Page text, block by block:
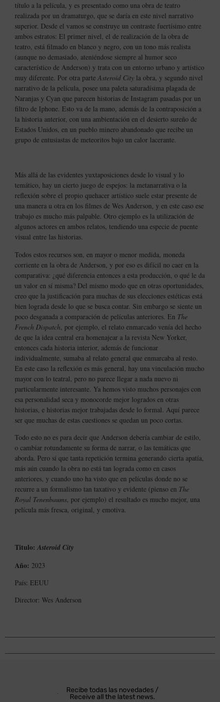
título a la película, y es presentado como una obra de teatro
realizada por un dramaturgo, que se daría en este nivel narrativo
superior. Desde el vamos se construye un contraste fuertísimo entre
ambos estratos: El primer nivel, el de realización de la obra de
teatro, está filmado en blanco y negro, con un tono más realista
(aunque no demasiado, ateniéndose siempre al humor seco
característico de Anderson) y trata con un entorno urbano y artístico
muy diferente. Por otra parte Asteroid City la obra, y segundo nivel
narrativo de la película, posee una paleta saturadísima plagada de
Naranjas y Cyan que parecen historias de Instagram pasadas por un
filtro de Iphone. Esto va de la mano, además de la contraposición a
la historia anterior, con una ambientación en el desierto sureño de
Estados Unidos, en un pueblo minero abandonado que recibe un
grupo de entusiastas de meteoritos bajo un calor lacerante.
Más allá de las evidentes yuxtaposiciones desde lo visual y lo
temático, hay un cierto juego de espejos: la metanarrativa o la
reflexión sobre el propio quehacer artístico suele estar presente de
una manera u otra en los filmes de Wes Anderson, y en este caso ese
trabajo es mucho más palpable. Otro ejemplo es la utilización de
algunos actores en ambos relatos, tendiendo una especie de puente
visual entre las historias.
Todos estos recursos son, en mayor o menor medida, moneda
corriente en la obra de Anderson, y por eso es difícil no caer en la
comparativa: ¿qué diferencia entonces a esta producción, o qué le da
un valor en sí misma? Del mismo modo que en otras oportunidades,
creo que la justificación para muchas de sus elecciones estéticas está
bien lograda desde lo que se busca contar. Sin embargo se siente un
poco desganada a comparación de películas anteriores. En The
French Dispatch , por ejemplo, el relato enmarcado venía del hecho
de que la idea central era homenajear a la revista New Yorker,
entonces cada historia interior, además de funcionar
individualmente, sumaba al relato general que enmarcaba al resto.
En este caso la reflexión es más general, hay una vinculación mucho
mayor con lo teatral, pero no parece llegar a nada nuevo ni
particularmente interesante. Ya hemos visto muchos personajes con
esa personalidad seca y monocorde mejor logrados en otras
historias, e historias mejor trabajadas desde lo formal. Aquí parece
ser que muchas de estas cuestiones se quedan un poco cortas.
Todo esto no es para decir que Anderson debería cambiar de estilo,
o cambiar rotundamente su forma de narrar, o las temáticas que
aborda. Pero sí que tanta repetición termina generando cierta apatía,
más aún cuando la obra no está tan lograda como en casos
anteriores, y cuando uno ha visto que en películas donde no se
recurre a un formalismo tan taxativo y evidente (pienso en The
Royal Tenenbaums, por ejemplo) el resultado es mucho mejor, una
película más fresca, original, y emotiva.
Titulo:Asteroid City
Año: 2023
País: EEUU
Director: Wes Anderson
Recibe todas las novedades /
Receive all the latest news.